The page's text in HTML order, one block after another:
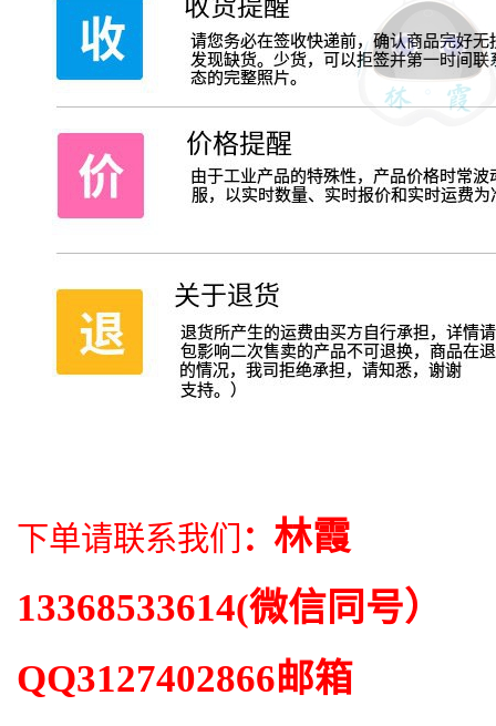
下单请联系我们 ： 林霞
13368533614(微信同号）
QQ3127402866邮箱